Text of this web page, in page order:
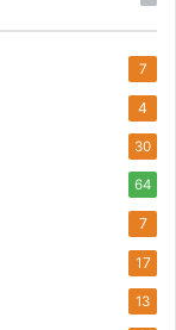
7
4
30
64
7
17
13